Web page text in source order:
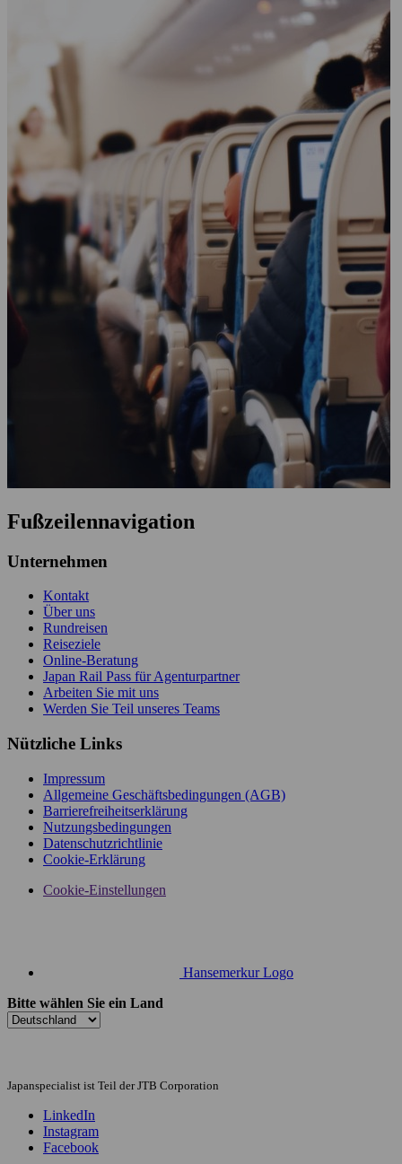
Fußzeilennavigation
Unternehmen
Kontakt
Über uns
Rundreisen
Reiseziele
Online-Beratung
Japan Rail Pass für Agenturpartner
Arbeiten Sie mit uns
Werden Sie Teil unseres Teams
Nützliche Links
Impressum
Allgemeine Geschäftsbedingungen (AGB)
Barrierefreiheitserklärung
Nutzungsbedingungen
Datenschutzrichtlinie
Cookie-Erklärung
Cookie-Einstellungen
Hansemerkur Logo
Bitte wählen Sie ein Land
Japanspecialist ist Teil der JTB Corporation
LinkedIn
Instagram
Facebook